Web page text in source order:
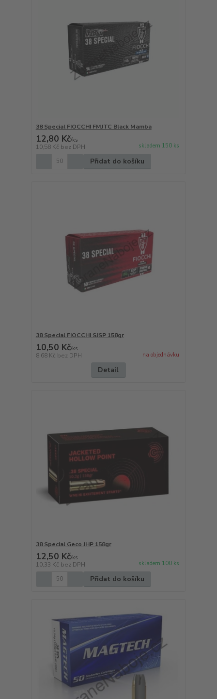
38 Special FIOCCHI FMJTC Black Mamba
12,80 Kč/ks
10,58 Kč bez DPH skladem 150 ks
Přidat do košíku
38 Special FIOCCHI SJSP 158gr
10,50 Kč/ks
8,68 Kč bez DPH na objednávku
Detail
38 Special Geco JHP 158gr
12,50 Kč/ks
10,33 Kč bez DPH skladem 100 ks
Přidat do košíku